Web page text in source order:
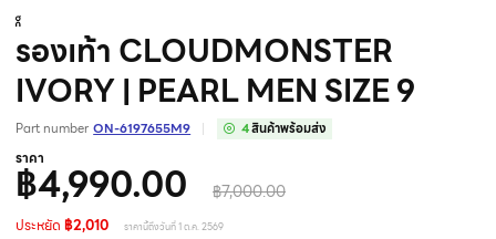
รองเท้า CLOUDMONSTER
IVORY | PEARL MEN SIZE 9
Part number ON-6197655M9 4สินค้าพร้อมส่ง
ราคา
฿4,990.00 ฿7,000.00
ประหยัด ฿2,010 ราคานี้ถึงวันที่ 1 ต.ค. 2569